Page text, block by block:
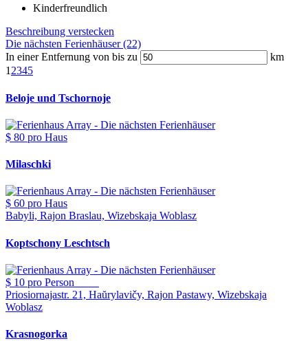
Kinderfreundlich
Beschreibung verstecken
Die nächsten Ferienhäuser (22)
In einer Entfernung von bis zu
km
1 2345
Beloje und Tschornoje
$ 80 pro Haus
Milaschki
$ 60 pro Haus
Babyli, Rajon Braslau, Wizebskaja Woblasz
Koptschony Leschtsch
$ 10 pro Person
Priosiornajastr. 21, Haŭrylavičy, Rajon Pastawy, Wizebskaja
Woblasz
Krasnogorka